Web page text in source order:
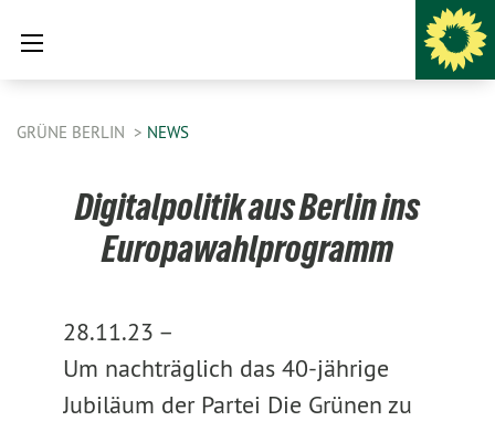
GRÜNE BERLIN NEWS
Digitalpolitik aus Berlin ins
Europawahlprogramm
28.11.23 –
Um nachträglich das 40-jährige
Jubiläum der Partei Die Grünen zu